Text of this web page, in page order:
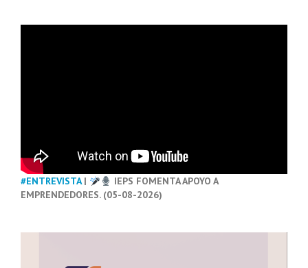
#ENTREVISTA|
IEPS FOMENTA APOYO A
EMPRENDEDORES. (05-08-2026)